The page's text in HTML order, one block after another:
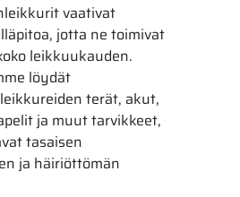
vaativat
jotta ne toimivat
leikkuukauden.
löydät
terät, akut,
ja muut tarvikkeet,
tasaisen
ja häiriöttömän